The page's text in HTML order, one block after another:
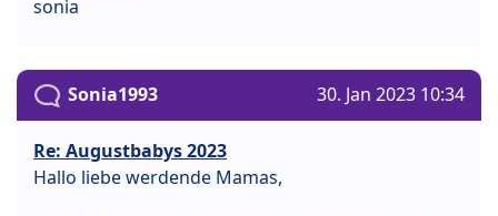
sonia
Sonia1993 30. Jan 2023 10:34
Re: Augustbabys 2023
Hallo liebe werdende Mamas,